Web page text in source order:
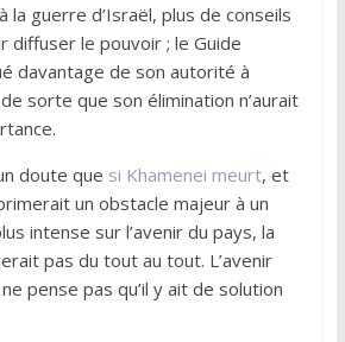
la guerre d’Israël, plus de conseils
diffuser le pouvoir ; le Guide
davantage de son autorité à
sorte que son élimination n’aurait
doute que si Khamenei meurt, et
un obstacle majeur à un
intense sur l’avenir du pays, la
pas du tout au tout. L’avenir
pense pas qu’il y ait de solution